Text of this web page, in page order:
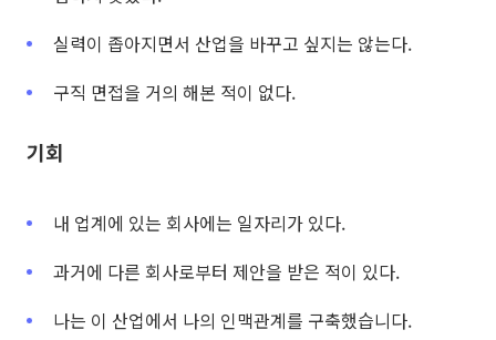
실력이 좁아지면서 산업을 바꾸고 싶지는 않는다.
구직 면접을 거의 해본 적이 없다.
기회
내 업계에 있는 회사에는 일자리가 있다.
과거에 다른 회사로부터 제안을 받은 적이 있다.
나는 이 산업에서 나의 인맥관계를 구축했습니다.